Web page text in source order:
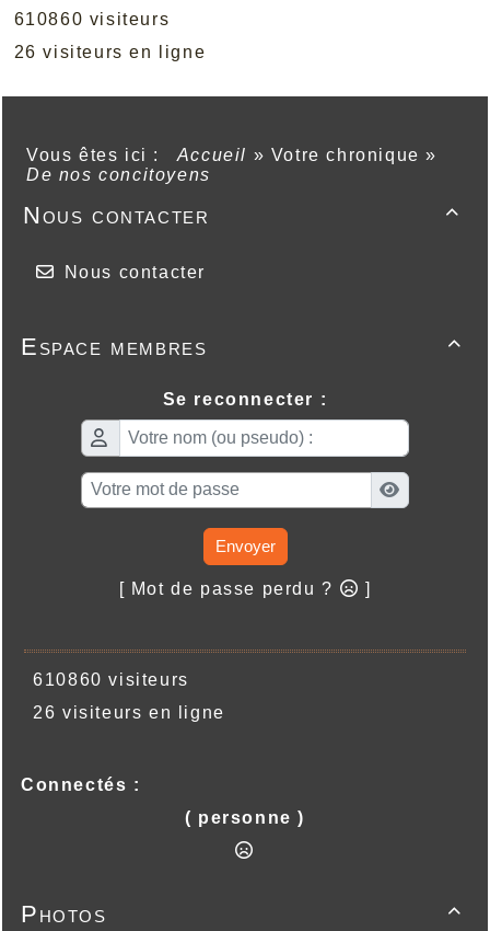
610860 visiteurs
26 visiteurs en ligne
Vous êtes ici : Accueil » Votre chronique »
De nos concitoyens

Nous contacter
Nous contacter

Espace membres
Se reconnecter :
Envoyer
[ Mot de passe perdu ? ]
610860 visiteurs
26 visiteurs en ligne
Connectés :
( personne )

Photos